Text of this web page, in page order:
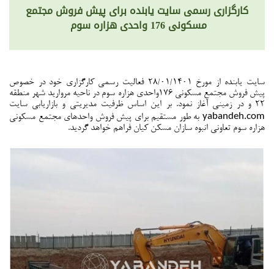
کارگزاری رسمی سایت یابنده برای پیش فروش مجتمع
مسکونی 176 واحدی هزاره سوم
سایت یابنده از مورخ 28/01/1401 فعالیت رسمی کارگزاری خود در خصوص
پیش فروش مجتمع مسکونی 176واحدی هزاره سوم در ناحیه مروارید شهر منطقه
22 و در زمینی آغاز نمود. بر این اساس ظرفیت مدیریتی و بازاریابی سایت
yabandeh.com به طور مستقیم برای پیش فروش واحدهای مجتمع مسکونی
هزاره سوم تعاونی انبوه سازان مسکن کیان فراهم خواهد گردید.